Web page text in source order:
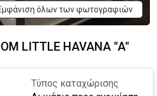
όλων των φωτογραφιών
LITTLE HAVANA "A"
Τύπος καταχώρισης